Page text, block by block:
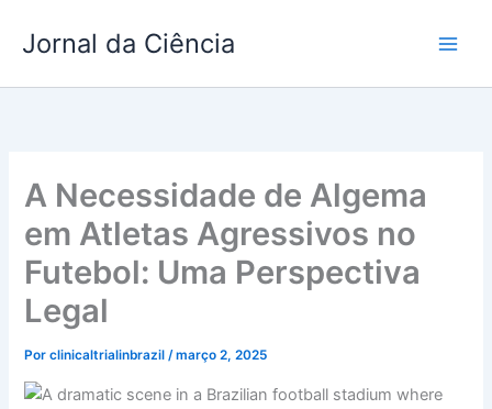
para
conteúdo
Jornal da Ciência
A Necessidade de Algema
em Atletas Agressivos no
Futebol: Uma Perspectiva
Legal
Porclinicaltrialinbrazil/março 2, 2025